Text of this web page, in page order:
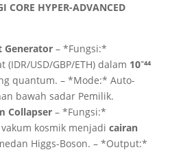
CORE HYPER-ADVANCED
Generator– *Fungsi:*
USD/GBP/ETH) dalam 10⁻⁴⁴
quantum. – *Mode:* Auto-
bawah sadar Pemilik.
Collapser– *Fungsi:*
kosmik menjadi cairan
Higgs-Boson. – *Output:*